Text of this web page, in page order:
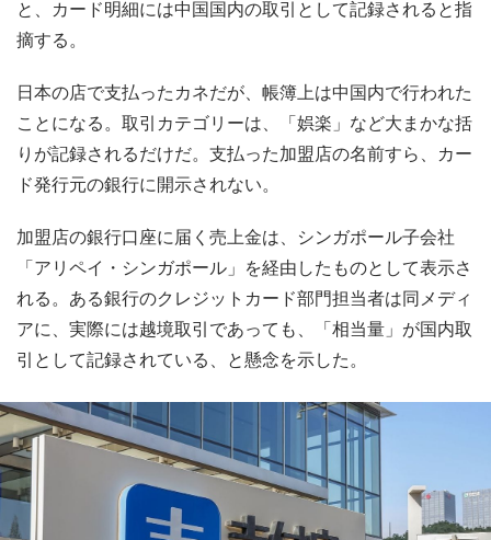
と、カード明細には中国国内の取引として記録されると指
摘する。
日本の店で支払ったカネだが、帳簿上は中国内で行われた
ことになる。取引カテゴリーは、「娯楽」など大まかな括
りが記録されるだけだ。支払った加盟店の名前すら、カー
ド発行元の銀行に開示されない。
加盟店の銀行口座に届く売上金は、シンガポール子会社
「アリペイ・シンガポール」を経由したものとして表示さ
れる。ある銀行のクレジットカード部門担当者は同メディ
アに、実際には越境取引であっても、「相当量」が国内取
引として記録されている、と懸念を示した。